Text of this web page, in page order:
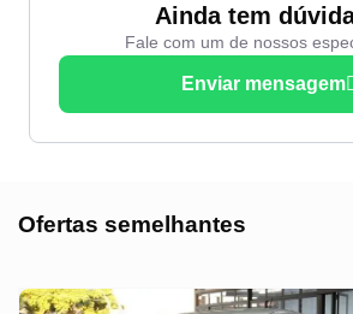
Ainda tem
Fale com um de nossos
Enviar mensagem
Ofertas semelhantes